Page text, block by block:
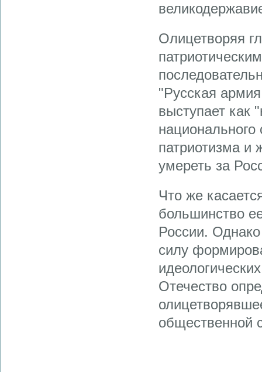
Олицетворяя
"Русская
выступает как
патриотизма и
умереть за
Что же
большинство
России.
силу
Отечество
общественной